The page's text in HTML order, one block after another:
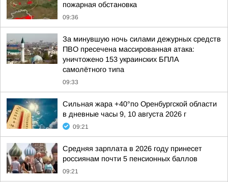
пожарная обстановка
09:36
За минувшую ночь силами дежурных средств
ПВО пресечена массированная атака:
уничтожено 153 украинских БПЛА
самолётного типа
09:33
Сильная жара +40°по Оренбургской области
в дневные часы 9, 10 августа 2026 г
09:21
Средняя зарплата в 2026 году принесет
россиянам почти 5 пенсионных баллов
09:21